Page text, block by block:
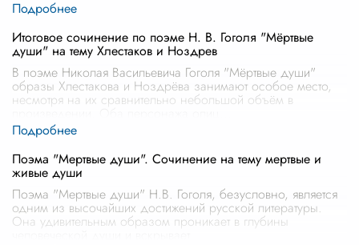
Итоговое сочинение по поэме Н. В. Гоголя "Мёртвые
души" на тему Хлестаков и Ноздрев
В поэме Николая Васильевича Гоголя "Мёртвые души"
образы Хлестакова и Ноздрёва занимают особое место,
несмотря на их сравнительно небольшой объём в
Поэма "Мертвые души". Сочинение на тему мертвые и
живые души
Поэма "Мертвые души" Н.В. Гоголя, безусловно, является
одним из высочайших достижений русской литературы.
Она удивительным образом проникает в глубины